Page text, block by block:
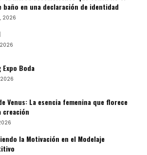
baño en una declaración de identidad
2026
Expo Boda
2026
Venus: La esencia femenina que florece
creación
la Motivación en el Modelaje